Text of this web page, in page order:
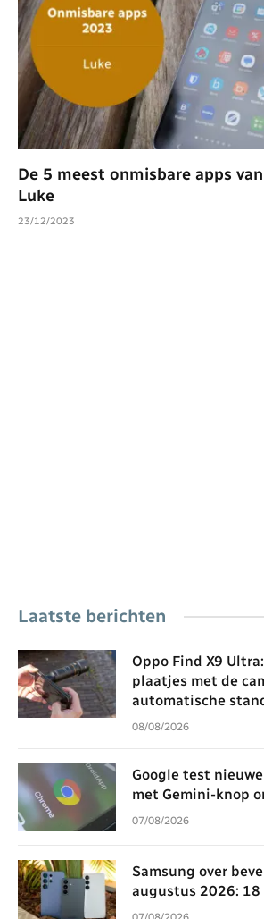
De 5 meest onmisbare apps
Luke
23/12/2023
Laatste berichten
Oppo Find X9
plaatjes met de
automatische
08/08/2026
Google test
met Gemini-knop
07/08/2026
Samsung over
augustus 2026: 18